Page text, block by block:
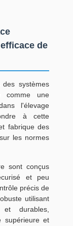
de
systèmes
comme une
l'élevage
à cette
fabrique des
les normes
sont conçus
et peu
précis de
utilisant
durables,
supérieure et